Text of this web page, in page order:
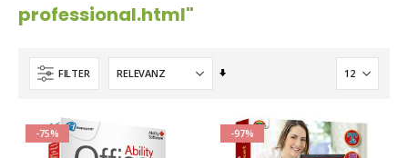
professional.html"
FILTER
Aufsteigend
-75% -97%